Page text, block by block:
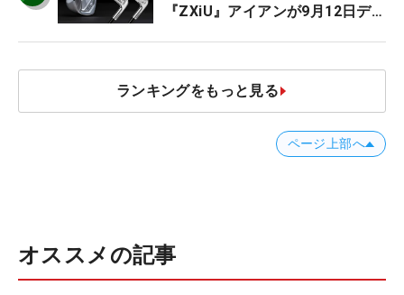
『ZXiU』アイアンが9月12日デ
ランキングをもっと見る
ページ上部へ
オススメの記事